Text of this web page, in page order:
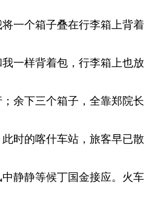
一个箱子叠在行李箱上背着
一样背着包，行李箱上也放
余下三个箱子，全靠郑院长
时的喀什车站，旅客早已散
静静等候丁国金接应。火车